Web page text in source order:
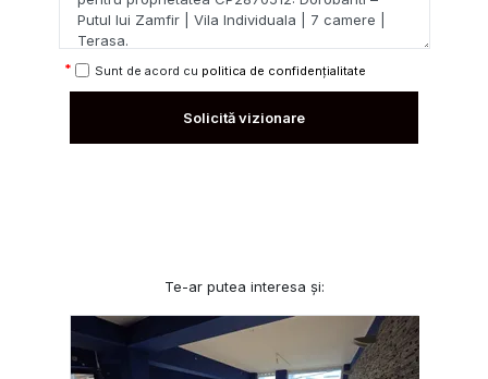
Sunt de acord cu politica de confidențialitate
Solicită vizionare
Te-ar putea interesa și: